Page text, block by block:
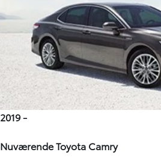
2019 -
Nuværende Toyota Camry